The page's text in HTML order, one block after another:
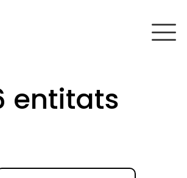
entitats